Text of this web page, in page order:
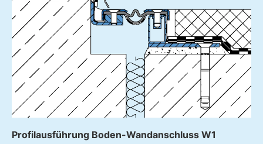
Profilausführung Boden-Wandanschluss W1